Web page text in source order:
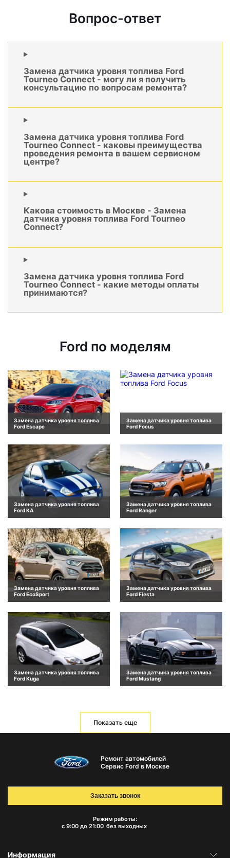
Вопрос-ответ
Замена датчика уровня топлива Ford
Tourneo Connect - могу ли я получить
консультацию по вопросам ремонта?
Замена датчика уровня топлива Ford
Tourneo Connect - каковы преимущества
проведения ремонта в вашем сервисном
центре?
Какова стоимость в Москве - Замена
датчика уровня топлива Ford Tourneo
Connect?
Замена датчика уровня топлива Ford
Tourneo Connect - какие методы оплаты
принимаются?
Ford по моделям
Замена датчика уровня топлива
Ford Escape
Замена датчика уровня топлива
Ford Focus
Замена датчика уровня топлива
Ford KA
Замена датчика уровня топлива
Ford Ranger
Замена датчика уровня топлива
Ford EcoSport
Замена датчика уровня топлива
Ford Fiesta
Замена датчика уровня топлива
Ford Kuga
Замена датчика уровня топлива
Ford Mustang
Показать еще
Ремонт автомобилей
Сервис Ford в Москве
Режим работы:
с 9:00 до 21:00 без выходных
Заказать звонок
Информация